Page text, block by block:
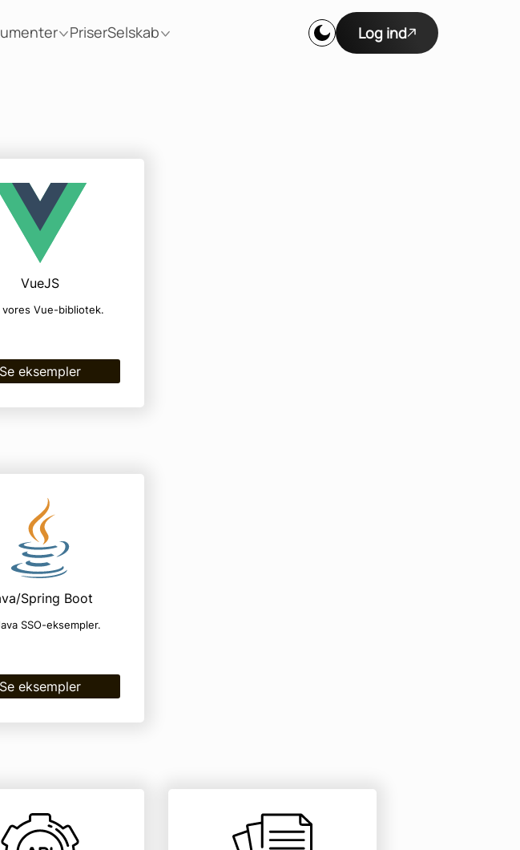
PriserSelskab Log ind
VueJS
vores Vue-bibliotek.
Se eksempler
Spring Boot
SSO-eksempler.
Se eksempler